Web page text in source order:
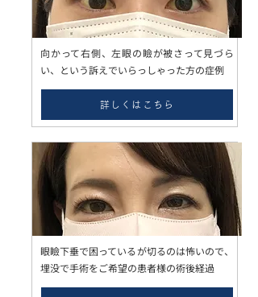
向かって右側、左眼の瞼が被さって見づら
い、という訴えでいらっしゃった方の症例
詳しくはこちら
眼瞼下垂で困っているが切るのは怖いので、
埋没で手術をご希望の患者様の術後経過